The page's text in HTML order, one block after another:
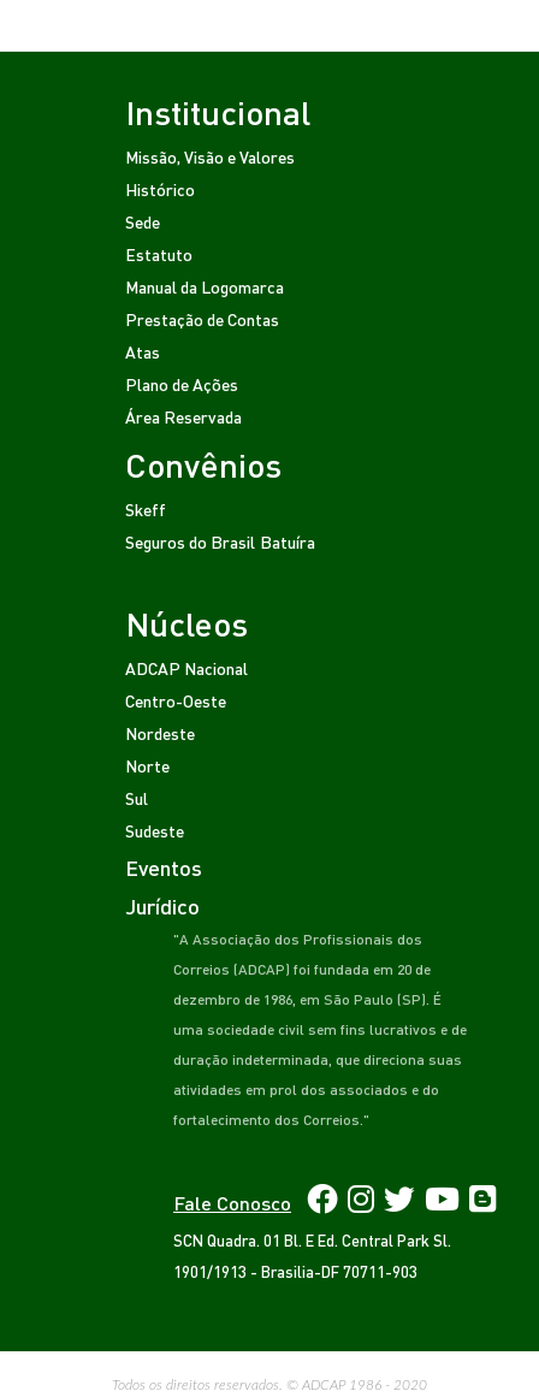
Institucional
Missão, Visão e Valores
Histórico
Sede
Estatuto
Manual da Logomarca
Prestação de Contas
Atas
Plano de Ações
Área Reservada
Convênios
Skeff
Seguros do Brasil Batuíra
Núcleos
ADCAP Nacional
Centro-Oeste
Nordeste
Norte
Sul
Sudeste
Eventos
Jurídico
"A Associação dos Profissionais dos
Correios (ADCAP) foi fundada em 20 de
dezembro de 1986, em São Paulo (SP). É
uma sociedade civil sem fins lucrativos e de
duração indeterminada, que direciona suas
atividades em prol dos associados e do
fortalecimento dos Correios."
Fale Conosco
SCN Quadra. 01 Bl. E Ed. Central Park Sl.
1901/1913 - Brasilia-DF 70711-903
Todos os direitos reservados. © ADCAP 1986 - 2020